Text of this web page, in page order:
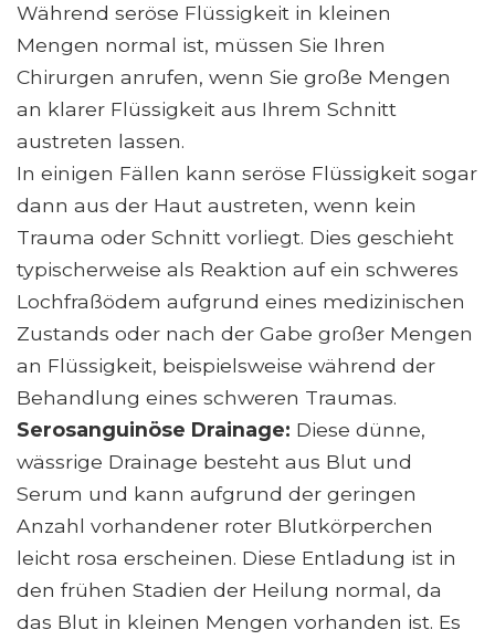
Während seröse Flüssigkeit in kleinen
Mengen normal ist, müssen Sie Ihren
Chirurgen anrufen, wenn Sie große Mengen
an klarer Flüssigkeit aus Ihrem Schnitt
austreten lassen.
In einigen Fällen kann seröse Flüssigkeit sogar
dann aus der Haut austreten, wenn kein
Trauma oder Schnitt vorliegt. Dies geschieht
typischerweise als Reaktion auf ein schweres
Lochfraßödem aufgrund eines medizinischen
Zustands oder nach der Gabe großer Mengen
an Flüssigkeit, beispielsweise während der
Behandlung eines schweren Traumas.
Serosanguinöse Drainage: Diese dünne,
wässrige Drainage besteht aus Blut und
Serum und kann aufgrund der geringen
Anzahl vorhandener roter Blutkörperchen
leicht rosa erscheinen. Diese Entladung ist in
den frühen Stadien der Heilung normal, da
das Blut in kleinen Mengen vorhanden ist. Es